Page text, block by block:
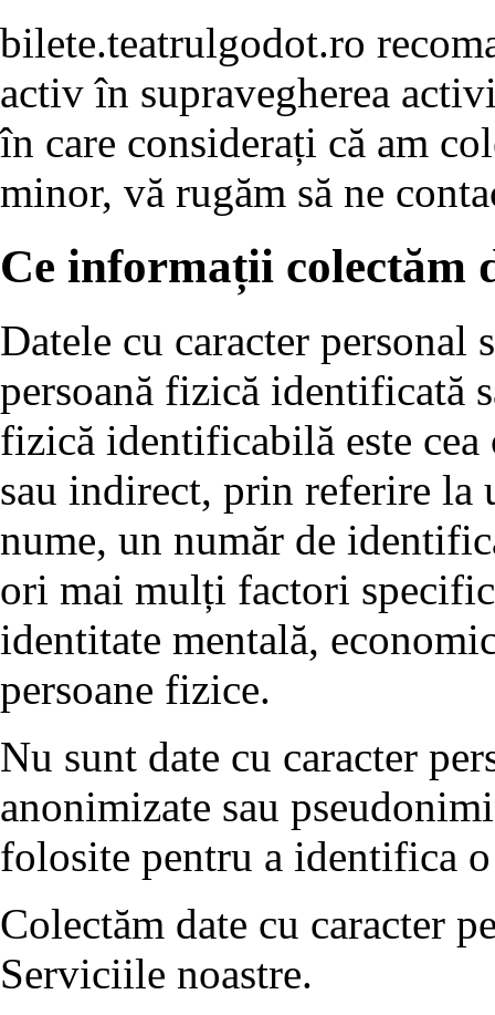
bilete.teatrulgodot.ro
activ în supravegherea
în care considerați că am
minor, vă rugăm să ne
Ce informații colectăm
Datele cu caracter
persoană fizică identificată
fizică identificabilă este
sau indirect, prin referire
nume, un număr de
ori mai mulți factori
identitate mentală,
persoane fizice.
Nu sunt date cu caracter
anonimizate sau
folosite pentru a identifica
Colectăm date cu caracter
Serviciile noastre.